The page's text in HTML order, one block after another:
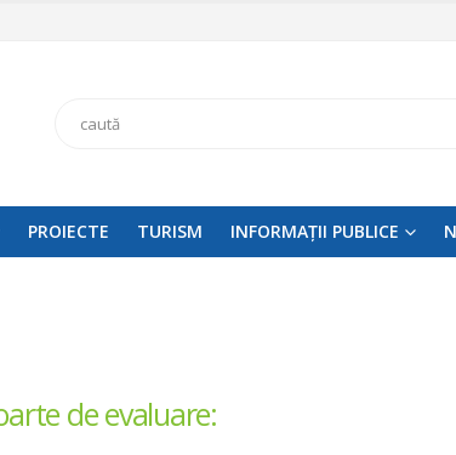
Search
PROIECTE TURISM INFORMAȚII PUBLICE
de evaluare: